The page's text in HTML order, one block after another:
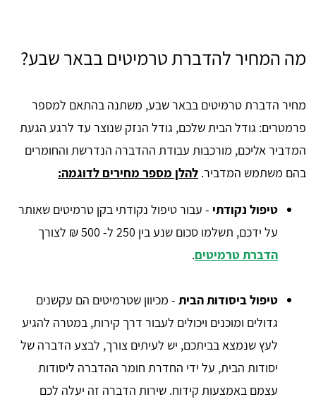
מה המחיר להדברת טרמיטים בבאר שבע?
מחיר הדברת טרמיטים בבאר שבע, משתנה בהתאם למספר
פרמטרים: גודל הבית שלכם, גודל הנזק שנוצר עד לרגע הגעת
המדביר אליכם, מורכבות עבודת ההדברה הנדרשת והחומרים
בהם משתמש המדביר. להלן מספר מחירים לדוגמה:
טיפול נקודתי - עבור טיפול נקודתי בקן טרמיטים שאותר
על ידכם, תשלמו סכום שנע בין 250 ל- 500 ₪ לצורך
הדברת טרמיטים.
טיפול ביסודות הבית - מכיוון שטרמיטים הם עקשנים
גדולים ומוכנים ויכולים לעבור דרך קירות, במטרה להגיע
לעץ שנמצא בביתכם, יש לעיתים צורך, לבצע הדברה של
יסודות הבית, על ידי החדרת חומר ההדברה ליסודות
עצמם באמצעות קידוח. שירות הדברה זה יעלה לכם